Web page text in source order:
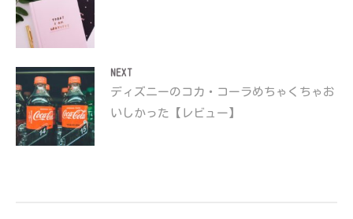
ナ
ビ
ゲ
ー
シ
ョ
post:
NEXT
Next
post:
ディズニーのコカ・コーラめちゃくちゃお
いしかった【レビュー】